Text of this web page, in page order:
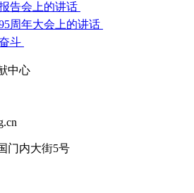
告会上的讲话
周年大会上的讲话
斗
门内大街5号